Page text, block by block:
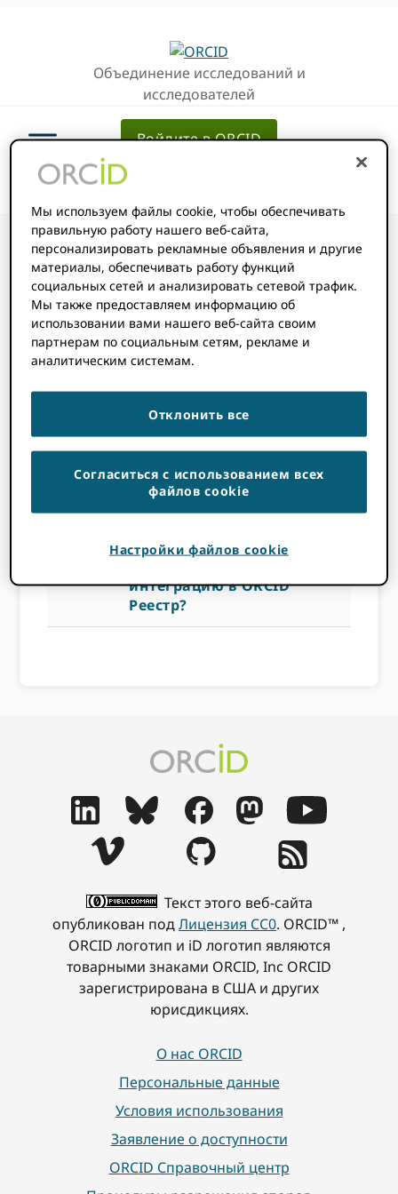
Объединение исследований и
исследователей
Войдите в ORCID
Как мне
добавить мою
интеграцию в
ORCID Реестр?
14 НОЯБРЯ 2022BYROB BLACKBURN
интеграцию в ORCID
Реестр?
Текст этого веб-сайта
опубликован подЛицензия CC0. ORCID™ ,
ORCID логотип и iD логотип являются
товарными знаками ORCID, Inc ORCID
зарегистрирована в США и других
юрисдикциях.
О нас ORCID
Персональные данные
Условия использования
Заявление о доступности
ORCID Справочный центр
Мы используем файлы cookie, чтобы обеспечивать
правильную работу нашего веб-сайта,
персонализировать рекламные объявления и другие
материалы, обеспечивать работу функций
социальных сетей и анализировать сетевой трафик.
Мы также предоставляем информацию об
использовании вами нашего веб-сайта своим
партнерам по социальным сетям, рекламе и
аналитическим системам.
Отклонить все
Согласиться с использованием всех
файлов cookie
Настройки файлов cookie